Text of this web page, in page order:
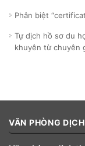
Phân biệt
Tự dịch hồ sơ du
khuyên từ chuyên
VĂN PHÒNG